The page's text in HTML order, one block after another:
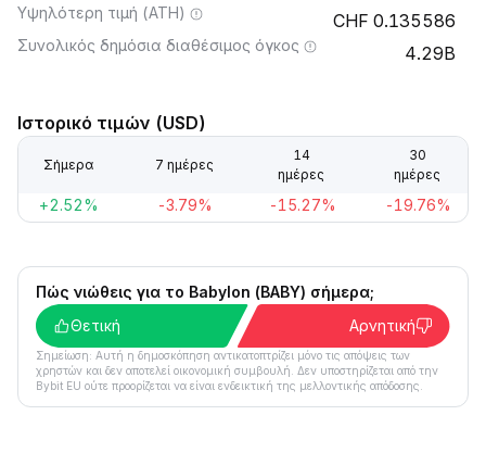
Υψηλότερη τιμή (ATH) 0.135586
Συνολικός δημόσια διαθέσιμος όγκος 4.29B
Ιστορικό τιμών (USD)
Σήμερα 7 ημέρες
14
ημέρες
30
ημέρες
+2.52% -3.79% -15.27% -19.76%
Πώς νιώθεις για το Babylon (BABY) σήμερα;
Θετική
Αρνητική
Σημείωση: Αυτή η δημοσκόπηση αντικατοπτρίζει μόνο τις απόψεις των
χρηστών και δεν αποτελεί οικονομική συμβουλή. Δεν υποστηρίζεται από την
Bybit EU ούτε προορίζεται να είναι ενδεικτική της μελλοντικής απόδοσης.